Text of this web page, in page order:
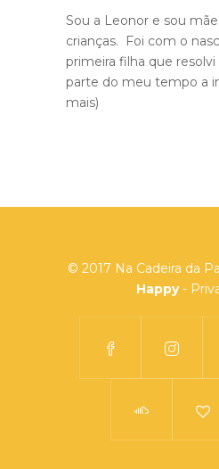
Sou a Leonor e sou
crianças. Foi com o
primeira filha que
parte do meu tempo a
mais)
© 2017 Na Cadeira da
Happy-